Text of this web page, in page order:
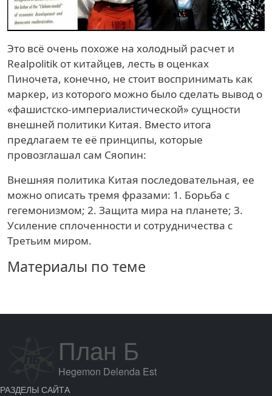
Это всё очень похоже на холодный расчет и
Realpolitik от китайцев, лесть в оценках
Пиночета, конечно, не стоит воспринимать как
маркер, из которого можно было сделать вывод о
«фашистско-империалистической» сущности
внешней политики Китая. Вместо итога
предлагаем те её принципы, которые
провозглашал сам Сяопин:
Внешняя политика Китая последовательная, ее
можно описать тремя фразами: 1. Борьба с
гегемонизмом; 2. Защита мира на планете; 3.
Усиление сплоченности и сотрудничества с
Третьим миром.
Материалы по теме
План Б
Hegemon Delenda Est
РАЗДЕЛЫ САЙТА